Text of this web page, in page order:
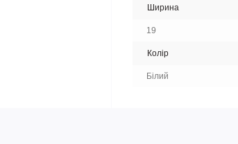
Ширина
19
Колір
Білий